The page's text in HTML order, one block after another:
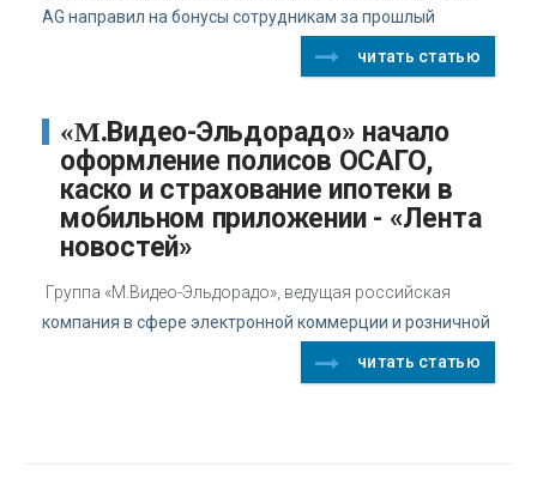
AG направил на бонусы сотрудникам за прошлый
читать статью
«М.Видео-Эльдорадо» начало
оформление полисов ОСАГО,
каско и страхование ипотеки в
мобильном приложении - «Лента
новостей»
Группа «М.Видео-Эльдорадо», ведущая российская
компания в сфере электронной коммерции и розничной
читать статью